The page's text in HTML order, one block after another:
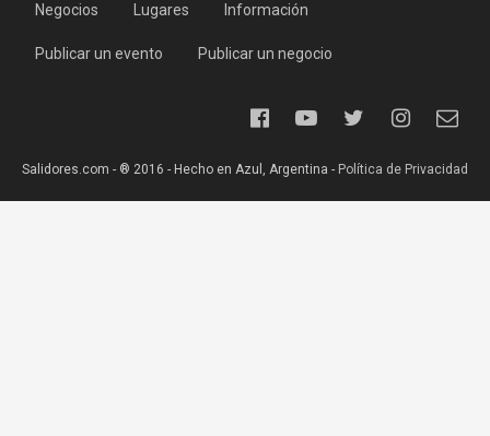
Negocios Lugares Información
Publicar un evento Publicar un negocio
Salidores.com - ® 2016 - Hecho en Azul, Argentina - Política de Privacidad